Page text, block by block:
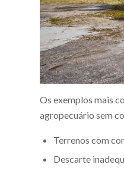
Os exemplos mais
agropecuário sem
Terrenos com
Descarte